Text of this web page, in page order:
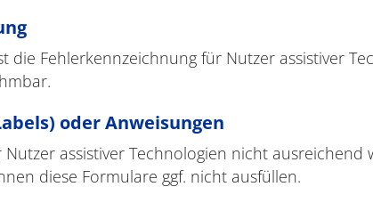
die Fehlerkennzeichnung für Nutzer assistiver
oder Anweisungen
assistiver Technologien nicht ausreichend
diese Formulare ggf. nicht ausfüllen.